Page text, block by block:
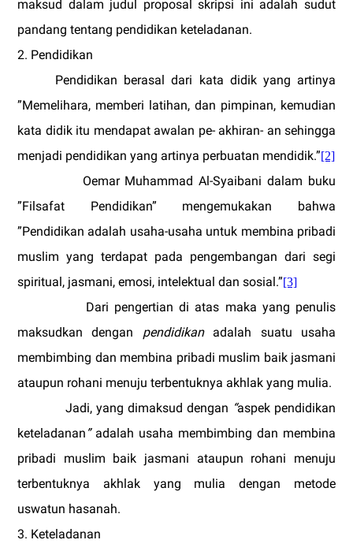
maksud dalam judul proposal skripsi ini adalah sudut
pandang tentang pendidikan keteladanan.
2. Pendidikan
Pendidikan berasal dari kata didik yang artinya
”Memelihara, memberi latihan, dan pimpinan, kemudian
kata didik itu mendapat awalan pe- akhiran- an sehingga
menjadi pendidikan yang artinya perbuatan mendidik.”[2]
Oemar Muhammad Al-Syaibani dalam buku
”Filsafat Pendidikan” mengemukakan bahwa
”Pendidikan adalah usaha-usaha untuk membina pribadi
muslim yang terdapat pada pengembangan dari segi
spiritual, jasmani, emosi, intelektual dan sosial.”[3]
Dari pengertian di atas maka yang penulis
maksudkan dengan pendidikanadalah suatu usaha
membimbing dan membina pribadi muslim baik jasmani
ataupun rohani menuju terbentuknya akhlak yang mulia.
Jadi, yang dimaksud dengan “aspek pendidikan
keteladanan” adalah usaha membimbing dan membina
pribadi muslim baik jasmani ataupun rohani menuju
terbentuknya akhlak yang mulia dengan metode
uswatun hasanah.
3. Keteladanan